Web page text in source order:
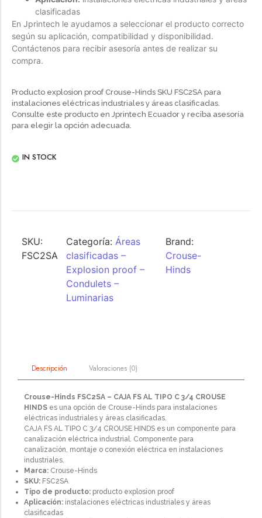
Especially favourable
Video
clasificadas
En Jprintech le ayudamos a seleccionar el producto correcto
según su aplicación, compatibilidad y disponibilidad.
Contáctenos para recibir asesoría antes de realizar su
compra.
Producto explosion proof Crouse-Hinds SKU FSC2SA para
instalaciones eléctricas industriales y áreas clasificadas.
Consulte este producto en Jprintech Ecuador y reciba asesoría
para elegir la opción adecuada.
IN STOCK
SKU:
FSC2SA
Categoría: Áreas
clasificadas –
Explosion proof –
Condulets –
Luminarias
Brand:
Crouse-
Hinds
Descripción Valoraciones (0)
Crouse-Hinds FSC2SA – CAJA FS AL TIPO C 3/4 CROUSE
HINDS es una opción de Crouse-Hinds para instalaciones
eléctricas industriales y áreas clasificadas.
CAJA FS AL TIPO C 3/4 CROUSE HINDS es un componente para
canalización eléctrica industrial. Componente para
canalización, montaje o conexión eléctrica en instalaciones
industriales.
Marca: Crouse-Hinds
SKU: FSC2SA
Tipo de producto: producto explosion proof
Aplicación: instalaciones eléctricas industriales y áreas
clasificadas